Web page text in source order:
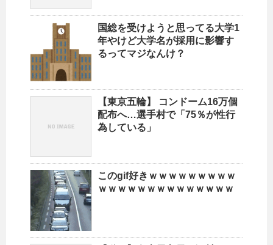
国総を受けようと思ってる大学1
年やけど大学名が採用に影響す
るってマジなんけ？
【東京五輪】 コンドーム16万個
配布へ…選手村で「75％が性行
為している」
このgif好きｗｗｗｗｗｗｗｗｗ
ｗｗｗｗｗｗｗｗｗｗｗｗｗｗ